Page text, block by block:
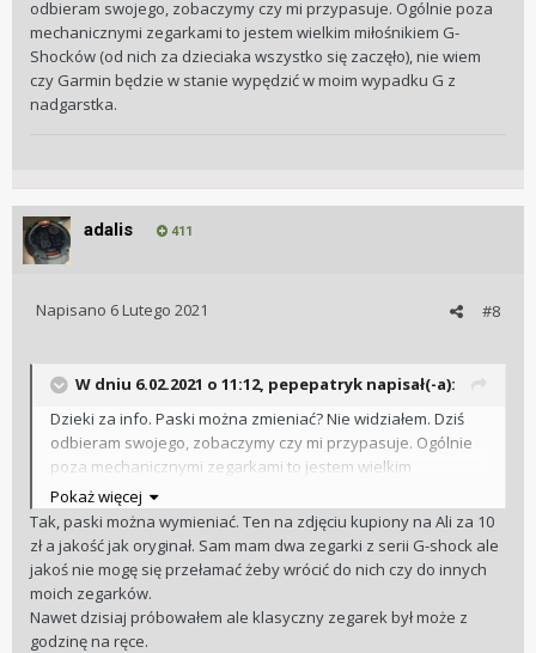
odbieram swojego, zobaczymy czy mi przypasuje. Ogólnie poza
mechanicznymi zegarkami to jestem wielkim miłośnikiem G-
Shocków (od nich za dzieciaka wszystko się zaczęło), nie wiem
czy Garmin będzie w stanie wypędzić w moim wypadku G z
nadgarstka.
adalis 411
#8
Napisano 6 Lutego 2021
W dniu 6.02.2021 o 11:12, pepepatryk napisał(-a):
Dzieki za info. Paski można zmieniać? Nie widziałem. Dziś
odbieram swojego, zobaczymy czy mi przypasuje. Ogólnie
poza mechanicznymi zegarkami to jestem wielkim
miłośnikiem G-Shocków (od nich za dzieciaka wszystko się
zaczęło), nie wiem czy Garmin będzie w stanie wypędzić w
moim wypadku G z nadgarstka.
Pokaż więcej
Tak, paski można wymieniać. Ten na zdjęciu kupiony na Ali za 10
zł a jakość jak oryginał. Sam mam dwa zegarki z serii G-shock ale
jakoś nie mogę się przełamać żeby wrócić do nich czy do innych
moich zegarków.
Nawet dzisiaj próbowałem ale klasyczny zegarek był może z
godzinę na ręce.